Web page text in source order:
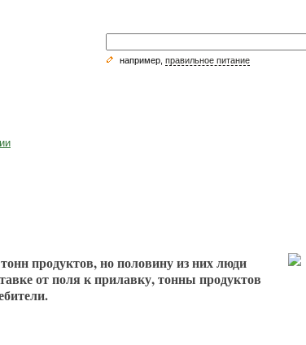
например, правильное питание
продуктов, но половину из них люди
от поля к прилавку, тонны продуктов